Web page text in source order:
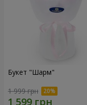
Букет "Шарм"
1 999 грн